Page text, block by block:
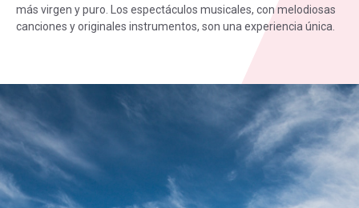
más virgen y puro. Los espectáculos musicales, con melodiosas
canciones y originales instrumentos, son una experiencia única.